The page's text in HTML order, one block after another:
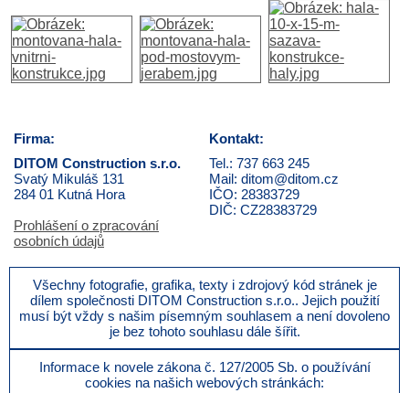
Firma:
DITOM Construction s.r.o.
Svatý Mikuláš 131
284 01 Kutná Hora
Prohlášení o zpracování
osobních údajů
Kontakt:
Tel.: 737 663 245
Mail: ditom@ditom.cz
IČO: 28383729
DIČ: CZ28383729
Všechny fotografie, grafika, texty i zdrojový kód stránek je
dílem společnosti DITOM Construction s.r.o.. Jejich použití
musí být vždy s našim písemným souhlasem a není dovoleno
je bez tohoto souhlasu dále šířit.
Informace k novele zákona č. 127/2005 Sb. o používání
cookies na našich webových stránkách: